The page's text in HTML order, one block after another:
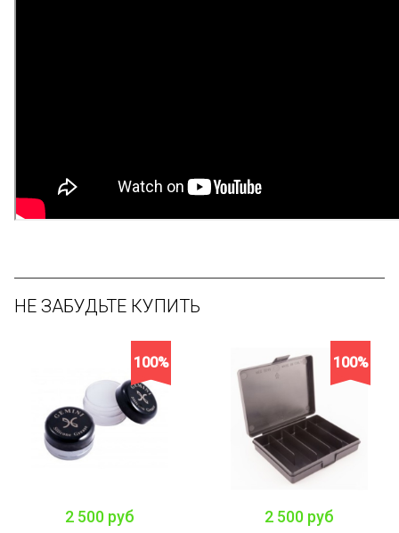
НЕ ЗАБУДЬТЕ КУПИТЬ
100%
2 500 руб
100%
2 500 руб